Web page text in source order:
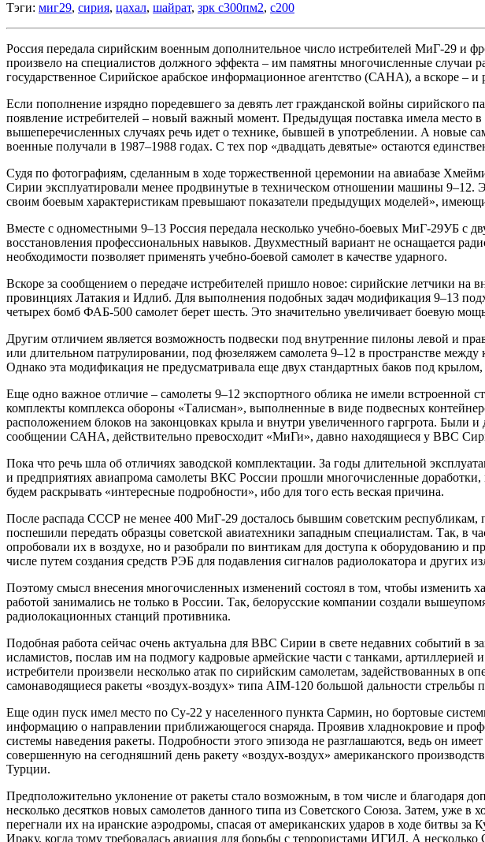
Тэги: миг29, сирия, цахал, шайрат, зрк с300пм2, с200
Россия передала сирийским военным дополнительное число истребителей МиГ-29 и
произвело на специалистов должного эффекта – им памятны многочисленные случаи
государственное Сирийское арабское информационное агентство (САНА), а вскоре – и
Если пополнение изрядно поредевшего за девять лет гражданской войны сирийского
появление истребителей – новый важный момент. Предыдущая поставка имела
вышеперечисленных случаях речь идет о технике, бывшей в употреблении. А новые
военные получали в 1987–1988 годах. С тех пор «двадцать девятые» остаются
Судя по фотографиям, сделанным в ходе торжественной церемонии на авиабазе
Сирии эксплуатировали менее продвинутые в техническом отношении машины
своим боевым характеристикам превышают показатели предыдущих моделей»,
Вместе с одноместными 9–13 Россия передала несколько учебно-боевых МиГ-29УБ с
восстановления профессиональных навыков. Двухместный вариант не оснащается
необходимости позволяет применять учебно-боевой самолет в качестве ударного.
Вскоре за сообщением о передаче истребителей пришло новое: сирийские летчики
провинциях Латакия и Идлиб. Для выполнения подобных задач модификация 9–13
четырех бомб ФАБ-500 самолет берет шесть. Это значительно увеличивает боевую
Другим отличием является возможность подвески под внутренние пилоны левой и
или длительном патрулировании, под фюзеляжем самолета 9–12 в пространстве
Однако эта модификация не предусматривала еще двух стандартных баков под
Еще одно важное отличие – самолеты 9–12 экспортного облика не имели встроенной
комплекты комплекса обороны «Талисман», выполненные в виде подвесных
расположением блоков на законцовках крыла и внутри увеличенного гаргрота.
сообщении САНА, действительно превосходит «МиГи», давно находящиеся у ВВС
Пока что речь шла об отличиях заводской комплектации. За годы длительной
и предприятиях авиапрома самолеты ВКС России прошли многочисленные
будем раскрывать «интересные подробности», ибо для того есть веская причина.
После распада СССР не менее 400 МиГ-29 досталось бывшим советским
поспешили передать образцы советской авиатехники западным специалистам. Так,
опробовали их в воздухе, но и разобрали по винтикам для доступа к оборудованию
числе путем создания средств РЭБ для подавления сигналов радиолокатора и других
Поэтому смысл внесения многочисленных изменений состоял в том, чтобы
работой занимались не только в России. Так, белорусские компании создали
радиолокационных станций противника.
Подобная работа сейчас очень актуальна для ВВС Сирии в свете недавних событий
исламистов, послав им на подмогу кадровые армейские части с танками,
истребители произвели несколько атак по сирийским самолетам, задействованных в
самонаводящиеся ракеты «воздух-воздух» типа AIM-120 большой дальности
Еще один пуск имел место по Су-22 у населенного пункта Сармин, но бортовые
информацию о направлении приближающегося снаряда. Проявив хладнокровие и
системы наведения ракеты. Подробности этого эпизода не разглашаются, ведь он
совершенную на сегодняшний день ракету «воздух-воздух» американского
Турции.
Предположительно уклонение от ракеты стало возможным, в том числе и благодаря
несколько десятков новых самолетов данного типа из Советского Союза. Затем,
перегнали их на иранские аэродромы, спасая от американских ударов в ходе битвы
Ираку, когда тому требовалась авиация для борьбы с террористами ИГИЛ. А